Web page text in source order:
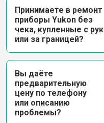
Принимаете в ремонт
приборы Yukon без
чека, купленные с рук
или за границей?
Вы даёте
предварительную
цену по телефону
или описанию
проблемы?